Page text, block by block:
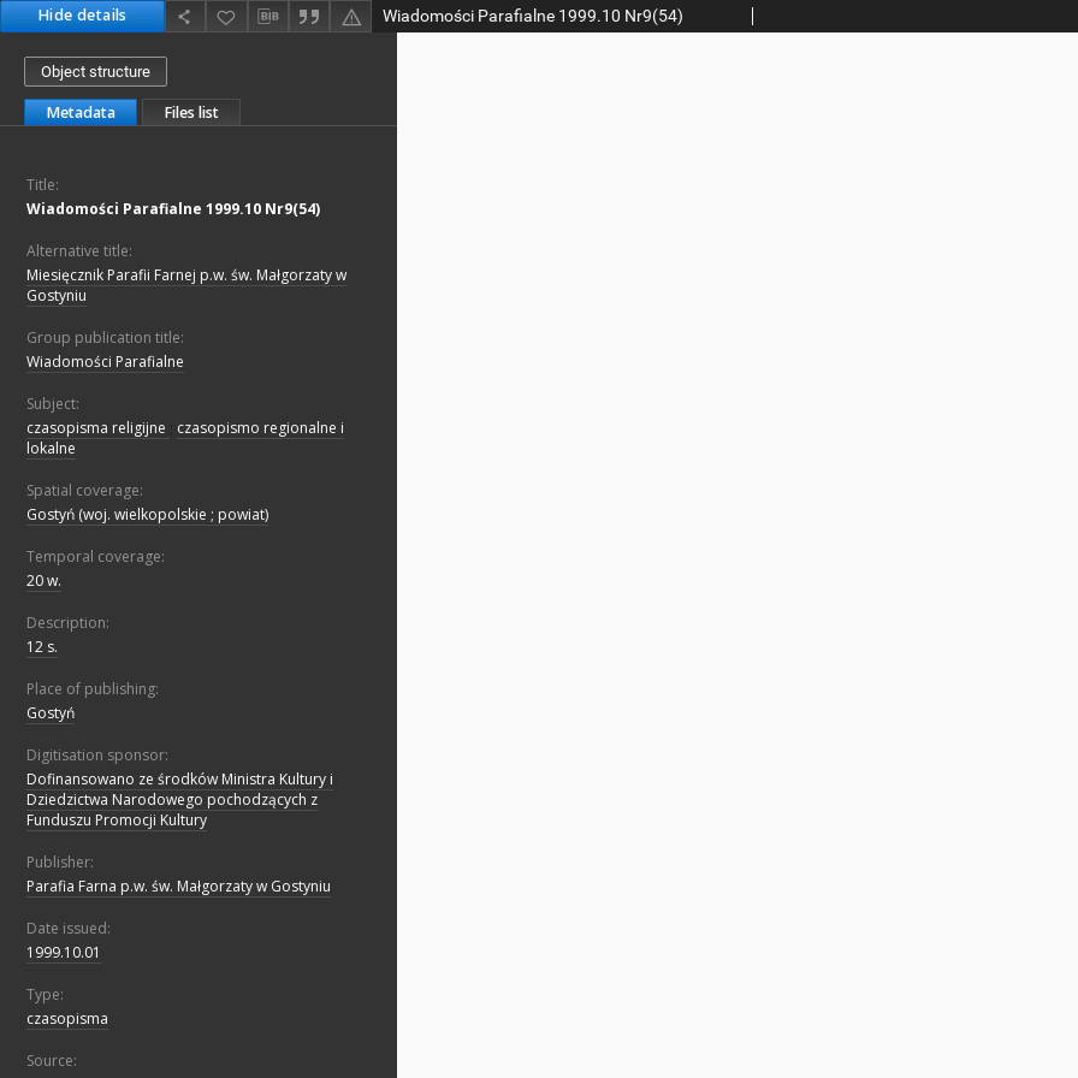
Hide details Wiadomości Parafialne 1999.10 Nr9(54)
Object structure
Metadata Files list
Title:
Wiadomości Parafialne 1999.10 Nr9(54)
Alternative title:
Miesięcznik Parafii Farnej p.w. św. Małgorzaty w
Gostyniu
Group publication title:
Wiadomości Parafialne
Subject:
czasopisma religijne
czasopismo regionalne i
lokalne
Spatial coverage:
Gostyń (woj. wielkopolskie ; powiat)
Temporal coverage:
20 w.
Description:
12 s.
Place of publishing:
Gostyń
Digitisation sponsor:
Dofinansowano ze środków Ministra Kultury i
Dziedzictwa Narodowego pochodzących z
Funduszu Promocji Kultury
Publisher:
Parafia Farna p.w. św. Małgorzaty w Gostyniu
Date issued:
1999.10.01
Type:
czasopisma
Source: